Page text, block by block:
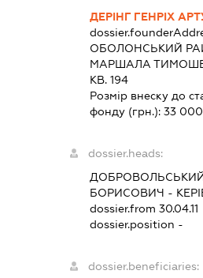
ДЕРІНГ ГЕНРІХ
ОБОЛОНСЬКИЙ
МАРШАЛА
КВ. 194
Розмір внеску до
фонду (грн.):33 000
dossier.heads:
БОРИСОВИЧ -
dossier.from 30.04.11
dossier.position -
dossier.beneficiaries: